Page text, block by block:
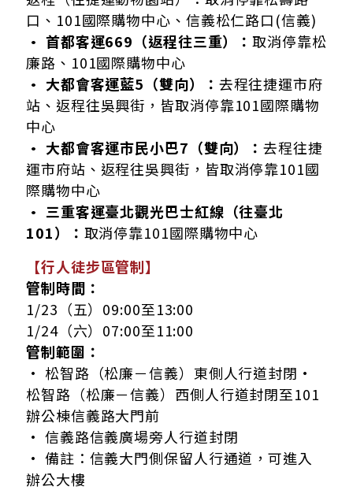
口、101國際購物中心、信義松仁路口(信義)
• 首都客運669（返程往三重）：取消停靠松
廉路、101國際購物中心
• 大都會客運藍5（雙向）： 去程往捷運市府
站、返程往吳興街，皆取消停靠101國際購物
中心
• 大都會客運市民小巴7（雙向）：去程往捷
運市府站、返程往吳興街，皆取消停靠101國
際購物中心
• 三重客運臺北觀光巴士紅線（往臺北
101）： 取消停靠101國際購物中心
【行人徒步區管制】
管制時間：
1/23（五）09:00至13:00
1/24（六）07:00至11:00
管制範圍：
• 松智路（松廉－信義）東側人行道封閉•
松智路（松廉－信義）西側人行道封閉至101
辦公棟信義路大門前
• 信義路信義廣場旁人行道封閉
• 備註：信義大門側保留人行通道，可進入
辦公大樓